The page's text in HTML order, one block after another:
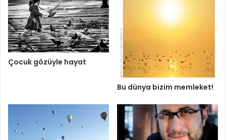
Çocuk gözüyle hayat
Bu dünya bizim memleket!